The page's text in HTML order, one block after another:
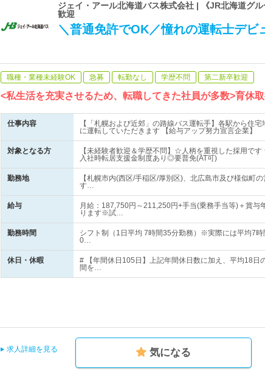
ジェイ・アール北海道バス株式会社 | 《JR北海道グ
歓迎
＼普通免許でOK／憧れの運転士デビ
職種・業種未経験OK 急募 転勤なし 学歴不問 第二新卒歓迎
<私生活を充実させるため、転職してきた社員が多数>育休
仕事内容
【「札幌および近郊」の路線バス運転手】各駅から住
に運転していただきます 【給与アップ努力宣言企業】
対象となる方
【未経験者歓迎＆学歴不問】☆人柄を重視した採用で
入社時転居支援金制度あり◎要普免(AT可)
勤務地
【札幌市内(西区/手稲区/厚別区)、北広島市及び様似町
す…
給与
月給：187,750円～211,250円+手当(乗務手当等)＋賞
ります※試…
勤務時間
シフト制（1日平均 7時間35分勤務）※実際には平均7時
0…
休日・休暇
# 【年間休日105日】上記年間休日数に加え、平均18日
間を…
求人詳細を見る 気になる